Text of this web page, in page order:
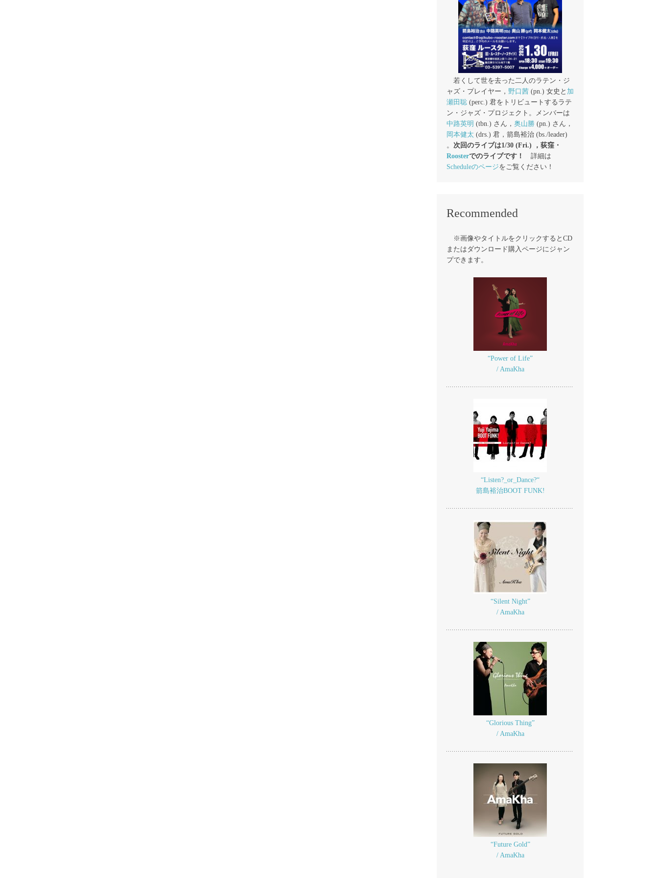
若くして世を去った二人のラテン・ジ
ャズ・プレイヤー， 野口茜 (pn.) 女史と 加
瀬田聡 (perc.) 君をトリビュートするラテ
ン・ジャズ・プロジェクト。メンバーは
中路英明 (tbn.) さん， 奥山勝 (pn.) さん，
岡本健太 (drs.) 君，箭島裕治 (bs./leader)
。 次回のライブは1/30 (Fri.) ，荻窪・
Roosterでのライブです！
詳細は
Scheduleのページをご覧ください！
Recommended
※画像やタイトルをクリックするとCD
またはダウンロード購入ページにジャン
プできます。
“Power of Life”
/ AmaKha
“Listen?_or_Dance?“
箭島裕治BOOT FUNK!
“Silent Night”
/ AmaKha
“Glorious Thing”
/ AmaKha
“Future Gold”
/ AmaKha